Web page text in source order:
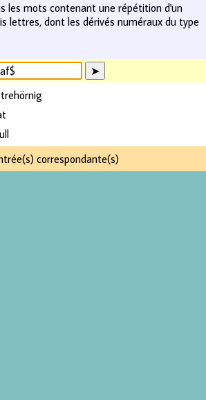
les mots contenant une répétition d'un
lettres, dont les dérivés numéraux du type
trehörnig
correspondante(s)